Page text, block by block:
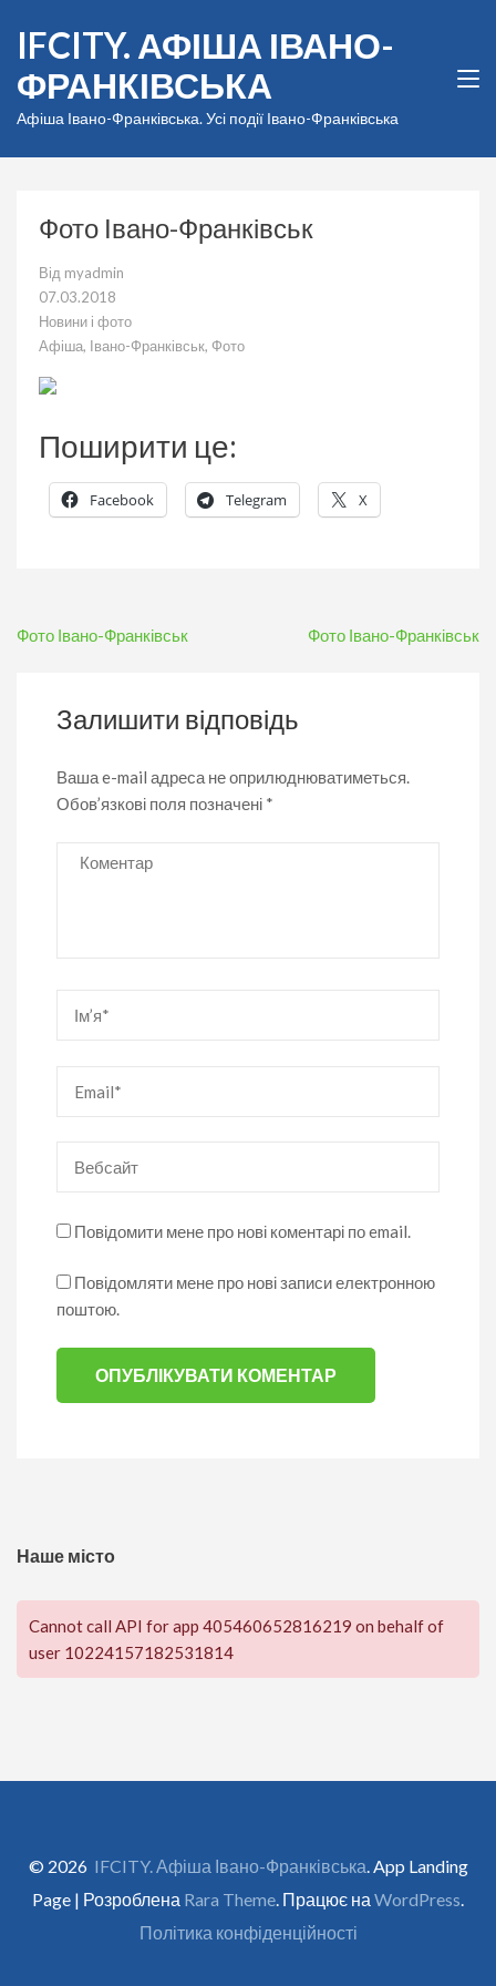
вмісту
(натисніть
Enter)
IFCITY. АФІША ІВАНО-
ФРАНКІВСЬКА
Афіша Івано-Франківська. Усі події Івано-Франківська
Фото Івано-Франківськ
Від myadmin
07.03.2018
Новини і фото
Афіша, Івано-Франківськ, Фото
Поширити це:
Facebook Telegram X
Навігація
Фото Івано-Франківськ Фото Івано-Франківськ
Залишити відповідь
Ваша e-mail адреса не оприлюднюватиметься.
Обов’язкові поля позначені *
Коментар
Повідомити мене про нові коментарі по email.
Повідомляти мене про нові записи електронною
поштою.
Наше місто
Cannot call API for app 405460652816219 on behalf of
user 10224157182531814
© 2026 IFCITY. Афіша Івано-Франківська . App Landing
Page | Розроблена Rara Theme . Працює на WordPress
Політика конфіденційності